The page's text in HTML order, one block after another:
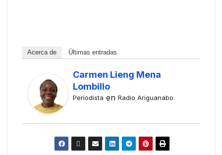
Acerca de Últimas entradas
Carmen Lieng Mena
Lombillo
Periodista en Radio Ariguanabo